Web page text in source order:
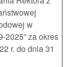
w
2025” za okres
r. do dnia 31